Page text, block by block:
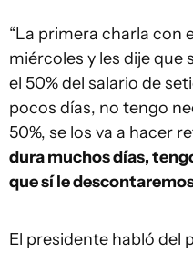
“La primera charla con
miércoles y les dije que
el 50% del salario de
pocos días, no tengo
50%, se los va a hacer
dura muchos días,
que sí le
El presidente habló del